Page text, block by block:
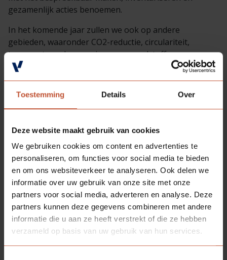
Toestemming Details Over
Deze website maakt gebruik van cookies
We gebruiken cookies om content en advertenties te
personaliseren, om functies voor social media te bieden
en om ons websiteverkeer te analyseren. Ook delen we
informatie over uw gebruik van onze site met onze
partners voor social media, adverteren en analyse. Deze
partners kunnen deze gegevens combineren met andere
informatie die u aan ze heeft verstrekt of die ze hebben
verzameld op basis van uw gebruik van hun services.
gezamenlijk acties benoemen.
In het komende jaar zullen we ook op andere
gebieden, waaronder CO2-reductie, circulariteit,
transport, verduurzaming van grondstoffen,
richtlijnen, maatregelen en acties uitrollen en deze met
onze leveranciers bespreken. Duurzaamheid is, net als
prijs, kwaliteit en beschikbaarheid, een integraal
onderdeel van ons inkoopbeleid.
De Corporate Sustainability Reporting Directive
(CSRD)is in 2022 aangenomen door de Europese Unie
en verplicht bedrijven om vanaf 2024, 2025 of 2026 te
rapporteren over de impact van hun activiteiten op
mens en milieu. Daarmee wordt duurzaamheid voor
veel bedrijven niet langer vrijblijvend. Wat hierbij van
groot belang is, is dat naast de rapportageverplichting
ook assurance (zekerheid) moet worden geboden over